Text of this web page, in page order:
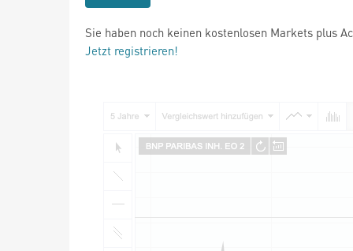
Sie haben noch keinen kostenlosen Markets plus
Jetzt registrieren!